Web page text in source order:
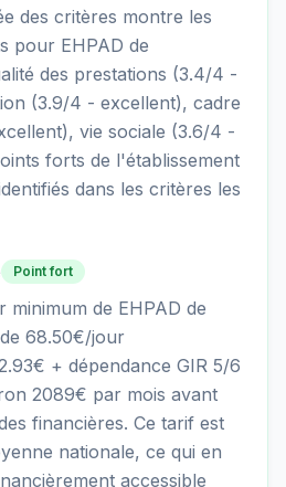
des critères montre les
pour EHPAD de
des prestations (3.4/4 -
(3.9/4 - excellent), cadre
vie sociale (3.6/4 -
forts de l'établissement
dans les critères les
Point fort
minimum de EHPAD de
68.50€/jour
+ dépendance GIR 5/6
2089€ par mois avant
financières. Ce tarif est
nationale, ce qui en
accessible